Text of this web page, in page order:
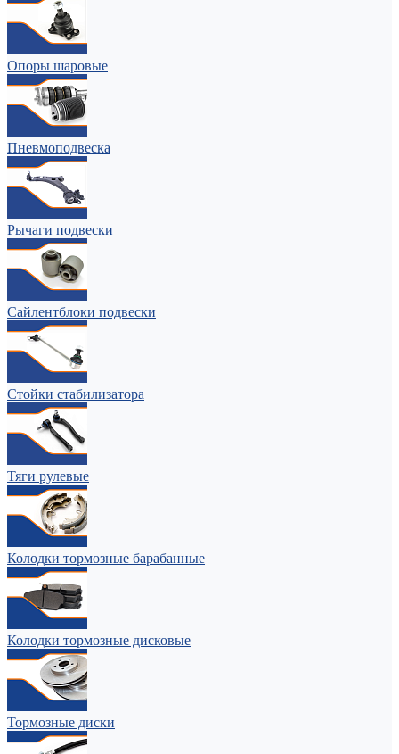
Опоры шаровые
Пневмоподвеска
Рычаги подвески
Сайлентблоки подвески
Стойки стабилизатора
Тяги рулевые
Колодки тормозные барабанные
Колодки тормозные дисковые
Тормозные диски